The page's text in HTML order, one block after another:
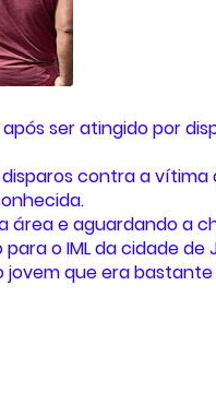
ser atingido por
contra a vítima
área e aguardando a
o IML da cidade de
jovem que era